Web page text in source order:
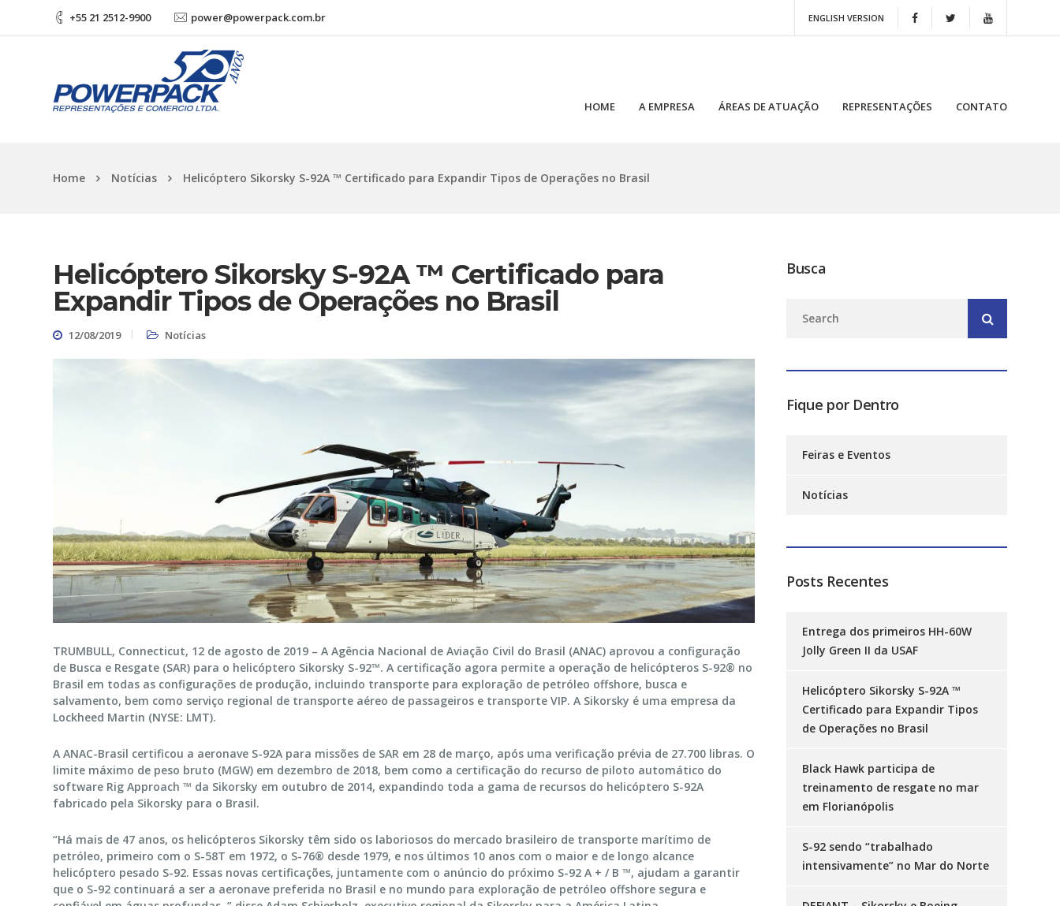
+55 21 2512-9900 power@powerpack.com.br ENGLISH VERSION
HOME A EMPRESA ÁREAS DE ATUAÇÃO REPRESENTAÇÕES CONTATO
Home Notícias Helicóptero Sikorsky S-92A ™ Certificado para Expandir Tipos de Operações no Brasil
Helicóptero Sikorsky S-92A ™ Certificado para
Expandir Tipos de Operações no Brasil
12/08/2019 Notícias
TRUMBULL, Connecticut, 12 de agosto de 2019 – A Agência Nacional de Aviação Civil do Brasil (ANAC) aprovou a configuração
de Busca e Resgate (SAR) para o helicóptero Sikorsky S-92™. A certificação agora permite a operação de helicópteros S-92® no
Brasil em todas as configurações de produção, incluindo transporte para exploração de petróleo offshore, busca e
salvamento, bem como serviço regional de transporte aéreo de passageiros e transporte VIP. A Sikorsky é uma empresa da
Lockheed Martin (NYSE: LMT).
A ANAC-Brasil certificou a aeronave S-92A para missões de SAR em 28 de março, após uma verificação prévia de 27.700 libras. O
limite máximo de peso bruto (MGW) em dezembro de 2018, bem como a certificação do recurso de piloto automático do
software Rig Approach ™ da Sikorsky em outubro de 2014, expandindo toda a gama de recursos do helicóptero S-92A
fabricado pela Sikorsky para o Brasil.
“Há mais de 47 anos, os helicópteros Sikorsky têm sido os laboriosos do mercado brasileiro de transporte marítimo de
petróleo, primeiro com o S-58T em 1972, o S-76® desde 1979, e nos últimos 10 anos com o maior e de longo alcance
helicóptero pesado S-92. Essas novas certificações, juntamente com o anúncio do próximo S-92 A + / B ™, ajudam a garantir
que o S-92 continuará a ser a aeronave preferida no Brasil e no mundo para exploração de petróleo offshore segura e
Busca
Fique por Dentro
Feiras e Eventos
Notícias
Posts Recentes
Entrega dos primeiros HH-60W
Jolly Green II da USAF
Helicóptero Sikorsky S-92A ™
Certificado para Expandir Tipos
de Operações no Brasil
Black Hawk participa de
treinamento de resgate no mar
em Florianópolis
S-92 sendo “trabalhado
intensivamente” no Mar do Norte